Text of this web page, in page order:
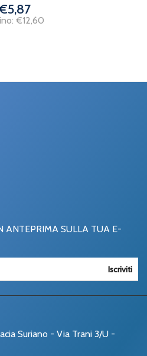
€12,60
ANTEPRIMA SULLA TUA E-
Iscriviti
Suriano - Via Trani 3/U -